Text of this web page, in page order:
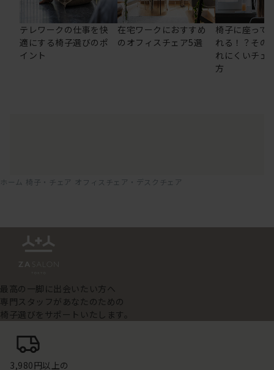
テレワークの仕事を快
適にする椅子選びのポ
イント
在宅ワークにおすすめ
のオフィスチェア5選
椅子に座って
れる！？その
れにくいチェ
方
ホーム 椅子・チェア オフィスチェア・デスクチェア
最高の一脚に出会いたい方へ
専門スタッフがあなたのための
椅子選びをサポートいたします。
3,980円以上の